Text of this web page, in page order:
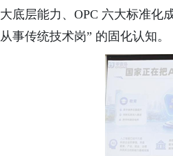
大底层能力、OPC 六大标准化
从事传统技术岗” 的固化认知。